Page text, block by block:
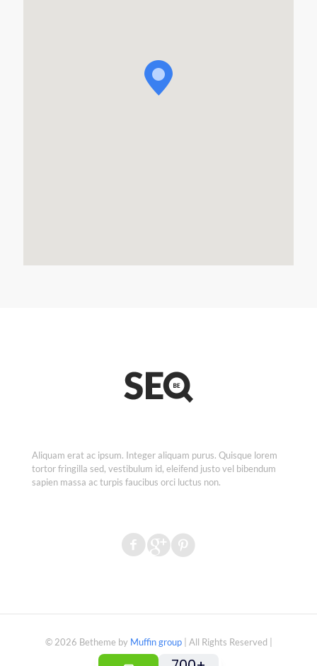
Aliquam erat ac ipsum. Integer aliquam purus. Quisque lorem
tortor fringilla sed, vestibulum id, eleifend justo vel bibendum
sapien massa ac turpis faucibus orci luctus non.
© 2026 Betheme by Muffin group| All Rights Reserved |
Powered by